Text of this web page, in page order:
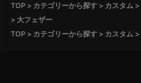
TOP
カテゴリーから探す カスタム
大フェザー
TOP
カテゴリーから探す カスタム